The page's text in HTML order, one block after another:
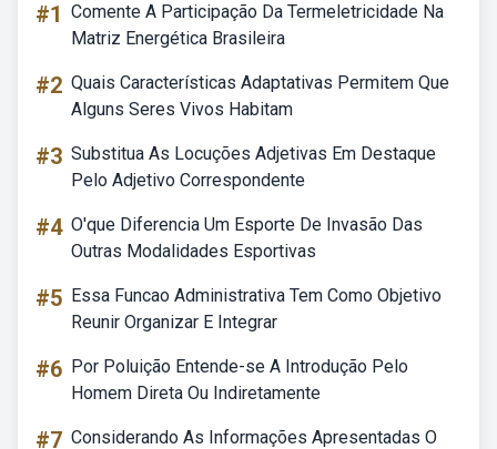
#1 Comente A Participação Da Termeletricidade Na
Matriz Energética Brasileira
#2 Quais Características Adaptativas Permitem Que
Alguns Seres Vivos Habitam
#3 Substitua As Locuções Adjetivas Em Destaque
Pelo Adjetivo Correspondente
#4 O'que Diferencia Um Esporte De Invasão Das
Outras Modalidades Esportivas
#5 Essa Funcao Administrativa Tem Como Objetivo
Reunir Organizar E Integrar
#6 Por Poluição Entende-se A Introdução Pelo
Homem Direta Ou Indiretamente
#7 Considerando As Informações Apresentadas O